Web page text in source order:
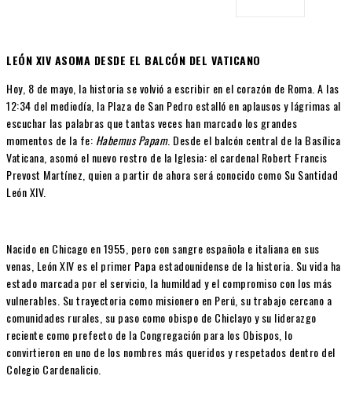
LEÓN XIV ASOMA DESDE EL BALCÓN DEL VATICANO
Hoy, 8 de mayo, la historia se volvió a escribir en el corazón de Roma. A las
12:34 del mediodía, la Plaza de San Pedro estalló en aplausos y lágrimas al
escuchar las palabras que tantas veces han marcado los grandes
momentos de la fe: Habemus Papam. Desde el balcón central de la Basílica
Vaticana, asomó el nuevo rostro de la Iglesia: el cardenal Robert Francis
Prevost Martínez, quien a partir de ahora será conocido como Su Santidad
León XIV.
Nacido en Chicago en 1955, pero con sangre española e italiana en sus
venas, León XIV es el primer Papa estadounidense de la historia. Su vida ha
estado marcada por el servicio, la humildad y el compromiso con los más
vulnerables. Su trayectoria como misionero en Perú, su trabajo cercano a
comunidades rurales, su paso como obispo de Chiclayo y su liderazgo
reciente como prefecto de la Congregación para los Obispos, lo
convirtieron en uno de los nombres más queridos y respetados dentro del
Colegio Cardenalicio.